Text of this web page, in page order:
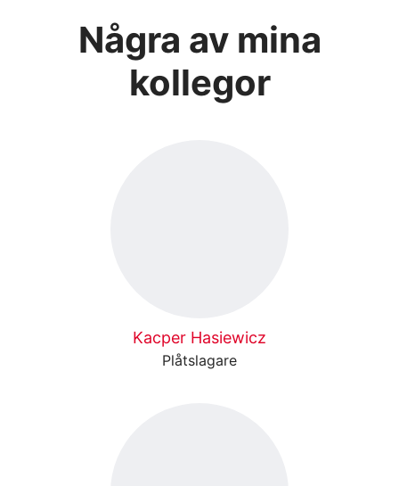
Några av mina
kollegor
Kacper Hasiewicz
Plåtslagare